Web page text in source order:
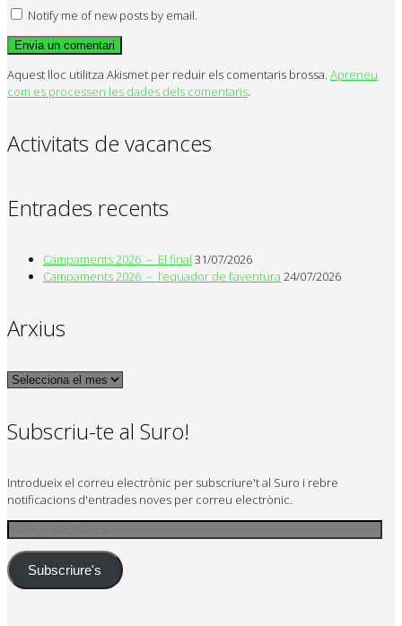
Notify me of new posts by email.
Aquest lloc utilitza Akismet per reduir els comentaris brossa. Apreneu
com es processen les dades dels comentaris.
Activitats de vacances
Entrades recents
Campaments 2026 – El final 31/07/2026
Campaments 2026 – l’equador de l’aventura 24/07/2026
Arxius
Arxius
Subscriu-te al Suro!
Introdueix el correu electrònic per subscriure't al Suro i rebre
notificacions d'entrades noves per correu electrònic.
Adreça
electrònica
Subscriure's